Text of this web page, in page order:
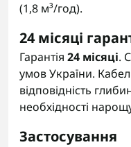
(1,8 м³/год).
24 місяці
Гарантія 24 місяці.
умов України.
відповідність
необхідності
Застосування